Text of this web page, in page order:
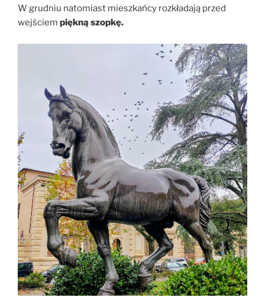
W grudniu natomiast mieszkańcy rozkładają przed
wejściem piękną szopkę.